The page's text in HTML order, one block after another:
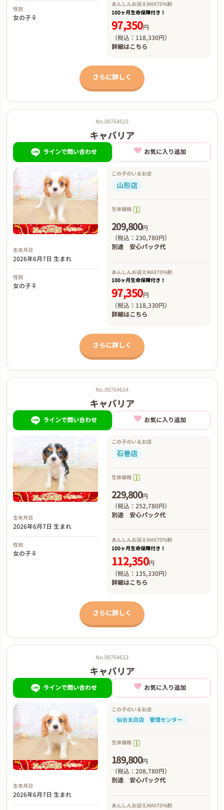
性別
女の子♀
あんしんお迎えMAX70%割
100ヶ月生命保障付き！
97,350円
（税込：118,330円）
詳細はこちら
さらに詳しく
No.00764615
キャバリア
ラインで問い合わせ お気に入り追加
生年月日
2026年6月7日 生まれ
性別
女の子♀
この子のいるお店
山形店
生体価格
209,800円
（税込：230,780円）
別途 安心パック代
あんしんお迎え MAX70%割
100ヶ月生命保障付き！
97,350円
（税込：118,330円）
詳細はこちら
さらに詳しく
No.00764614
キャバリア
ラインで問い合わせ お気に入り追加
生年月日
2026年6月7日 生まれ
性別
女の子♀
この子のいるお店
石巻店
生体価格
229,800円
（税込：252,780円）
別途 安心パック代
あんしんお迎えMAX70%割
100ヶ月生命保障付き！
112,350円
（税込：135,330円）
詳細はこちら
さらに詳しく
No.00764613
キャバリア
ラインで問い合わせ お気に入り追加
生年月日
2026年6月7日 生まれ
この子のいるお店
仙台太白店 管理センター
生体価格
189,800円
（税込：208,780円）
別途 安心パック代
あんしんお迎えMAX70%割